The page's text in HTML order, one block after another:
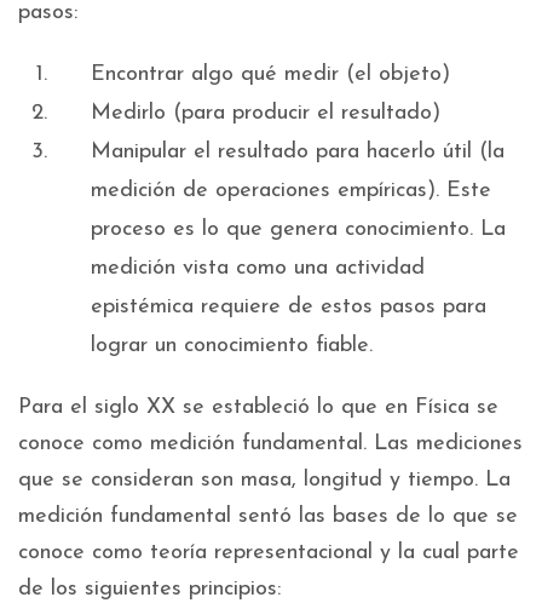
pasos:
Encontrar algo qué medir (el objeto)
Medirlo (para producir el resultado)
Manipular el resultado para hacerlo útil (la
medición de operaciones empíricas). Este
proceso es lo que genera conocimiento. La
medición vista como una actividad
epistémica requiere de estos pasos para
lograr un conocimiento fiable.
Para el siglo XX se estableció lo que en Física se
conoce como medición fundamental. Las mediciones
que se consideran son masa, longitud y tiempo. La
medición fundamental sentó las bases de lo que se
conoce como teoría representacional y la cual parte
de los siguientes principios: